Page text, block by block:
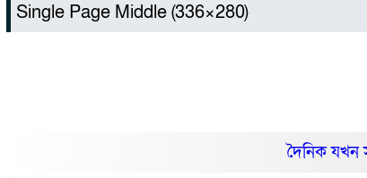
Single Page Middle (336×280)
দৈনিক